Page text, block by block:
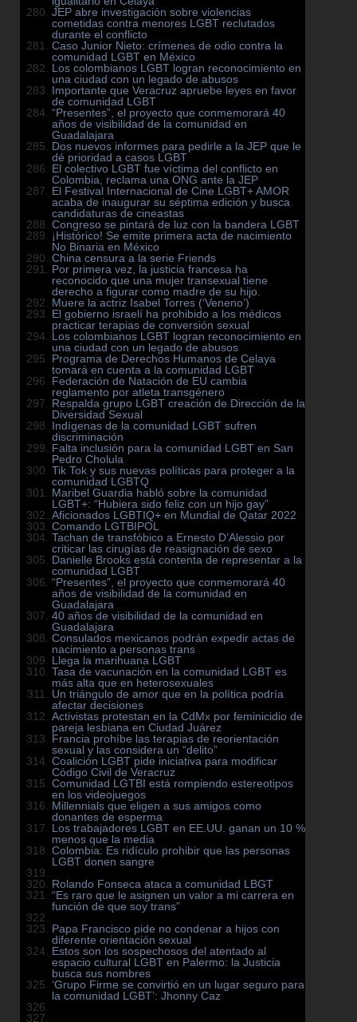
JEP abre investigación sobre violencias
cometidas contra menores LGBT reclutados
durante el conflicto
Caso Junior Nieto: crímenes de odio contra la
comunidad LGBT en México
Los colombianos LGBT logran reconocimiento en
una ciudad con un legado de abusos
Importante que Veracruz apruebe leyes en favor
de comunidad LGBT
“Presentes”, el proyecto que conmemorará 40
años de visibilidad de la comunidad en
Guadalajara
Dos nuevos informes para pedirle a la JEP que le
dé prioridad a casos LGBT
El colectivo LGBT fue víctima del conflicto en
Colombia, reclama una ONG ante la JEP
El Festival Internacional de Cine LGBT+ AMOR
acaba de inaugurar su séptima edición y busca
candidaturas de cineastas
Congreso se pintará de luz con la bandera LGBT
¡Histórico! Se emite primera acta de nacimiento
No Binaria en México
China censura a la serie Friends
Por primera vez, la justicia francesa ha
reconocido que una mujer transexual tiene
derecho a figurar como madre de su hijo.
Muere la actriz Isabel Torres (‘Veneno’)
El gobierno israelí ha prohibido a los médicos
practicar terapias de conversión sexual
Los colombianos LGBT logran reconocimiento en
una ciudad con un legado de abusos
Programa de Derechos Humanos de Celaya
tomará en cuenta a la comunidad LGBT
Federación de Natación de EU cambia
reglamento por atleta transgénero
Respalda grupo LGBT creación de Dirección de la
Diversidad Sexual
Indígenas de la comunidad LGBT sufren
discriminación
Falta inclusión para la comunidad LGBT en San
Pedro Cholula
Tik Tok y sus nuevas políticas para proteger a la
comunidad LGBTQ
Maribel Guardia habló sobre la comunidad
LGBT+: “Hubiera sido feliz con un hijo gay”
Aficionados LGBTIQ+ en Mundial de Qatar 2022
Comando LGTBIPOL
Tachan de transfóbico a Ernesto D’Alessio por
criticar las cirugías de reasignación de sexo
Danielle Brooks está contenta de representar a la
comunidad LGBT
“Presentes”, el proyecto que conmemorará 40
años de visibilidad de la comunidad en
Guadalajara
40 años de visibilidad de la comunidad en
Guadalajara
Consulados mexicanos podrán expedir actas de
nacimiento a personas trans
Llega la marihuana LGBT
Tasa de vacunación en la comunidad LGBT es
más alta que en heterosexuales
Un triángulo de amor que en la política podría
afectar decisiones
Activistas protestan en la CdMx por feminicidio de
pareja lesbiana en Ciudad Juárez
Francia prohíbe las terapias de reorientación
sexual y las considera un “delito”
Coalición LGBT pide iniciativa para modificar
Código Civil de Veracruz
Comunidad LGTBI está rompiendo estereotipos
en los videojuegos
Millennials que eligen a sus amigos como
donantes de esperma
Los trabajadores LGBT en EE.UU. ganan un 10 %
menos que la media
Colombia: Es ridículo prohibir que las personas
LGBT donen sangre
Rolando Fonseca ataca a comunidad LBGT
“Es raro que le asignen un valor a mi carrera en
función de que soy trans”
Papa Francisco pide no condenar a hijos con
diferente orientación sexual
Estos son los sospechosos del atentado al
espacio cultural LGBT en Palermo: la Justicia
busca sus nombres
‘Grupo Firme se convirtió en un lugar seguro para
la comunidad LGBT’: Jhonny Caz